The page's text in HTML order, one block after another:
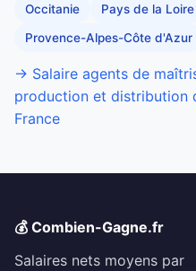
Occitanie Pays de la Loire
Provence-Alpes-Côte d'Azur
→ Salaire agents de
production et distribution
France
💰 Combien-Gagne.fr
Salaires nets moyens par